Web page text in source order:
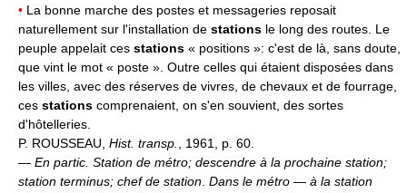
• La bonne marche des postes et messageries reposait
naturellement sur l'installation de stations le long des routes. Le
peuple appelait ces stations « positions »: c'est de là, sans doute,
que vint le mot « poste ». Outre celles qui étaient disposées dans
les villes, avec des réserves de vivres, de chevaux et de fourrage,
ces stations comprenaient, on s'en souvient, des sortes
d'hôtelleries.
P. ROUSSEAU, Hist. transp.
, 1961, p. 60.
— En partic. Station de métro; descendre à la prochaine station;
station terminus; chef de station Dans le métro — à la station